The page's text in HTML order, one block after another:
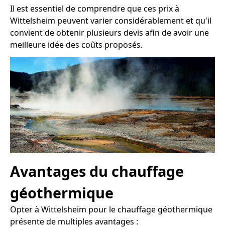
Il est essentiel de comprendre que ces prix à
Wittelsheim peuvent varier considérablement et qu'il
convient de obtenir plusieurs devis afin de avoir une
meilleure idée des coûts proposés.
Avantages du chauffage
géothermique
Opter à Wittelsheim pour le chauffage géothermique
présente de multiples avantages :